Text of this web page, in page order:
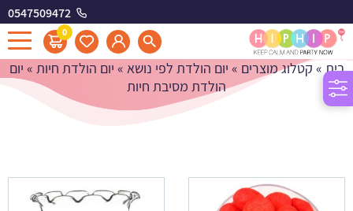
0547509472
0
יום הולדת מסיבת חיות
בית » קטלוג מוצרים » יום הולדת לפי נושא » יום הולדת חיות » יום
הולדת מסיבת חיות